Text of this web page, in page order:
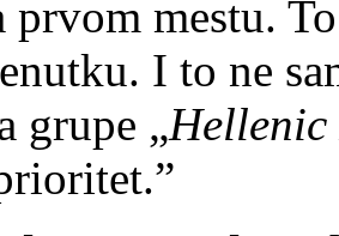
prvom mestu.
I to ne
grupe „Hellenic